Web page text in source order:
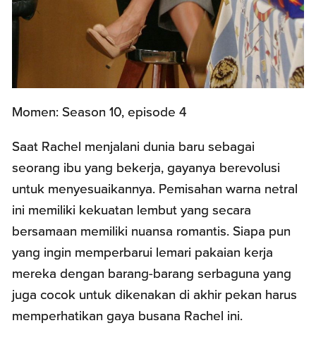
Momen: Season 10, episode 4
Saat Rachel menjalani dunia baru sebagai
seorang ibu yang bekerja, gayanya berevolusi
untuk menyesuaikannya. Pemisahan warna netral
ini memiliki kekuatan lembut yang secara
bersamaan memiliki nuansa romantis. Siapa pun
yang ingin memperbarui lemari pakaian kerja
mereka dengan barang-barang serbaguna yang
juga cocok untuk dikenakan di akhir pekan harus
memperhatikan gaya busana Rachel ini.